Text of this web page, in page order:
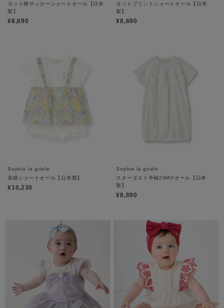
ヨット柄サッカーショートオール【日本
製】
¥8,690
ヨットプリントショートオール【日本
製】
¥8,690
Sophie la girafe
花柄ショートオール【日本製】
¥10,230
Sophie la girafe
スターダスト半袖2WAYオール【日本
製】
¥8,690